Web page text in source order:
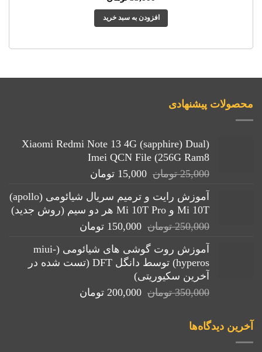
افزودن به سبد خرید
محصولات پیشنهادی
(Xiaomi Redmi Note 13 4G (sapphire) Dual
Imei QCN File (256G Ram8
25,000 تومان قیمت
25,000 تومان
بود.
15,000 تومان
15,000 تومان.
آموزش رایت و ترمیم سریال شیائومی (apollo)
Mi 10T و Mi 10T Pro هر دو سیم (روش جدید)
250,000 تومان قیمت
250,000 تومان
بود.
150,000 تومان
150,000 تومان.آموزش روت گوشی های شیائومی (miui-
hyperos) توسط دانگل DFT (تست شده در
آخرین سکیوریتی)
350,000 تومان قیمت
200,000 تومان
آخرین دیدگاه‌ها